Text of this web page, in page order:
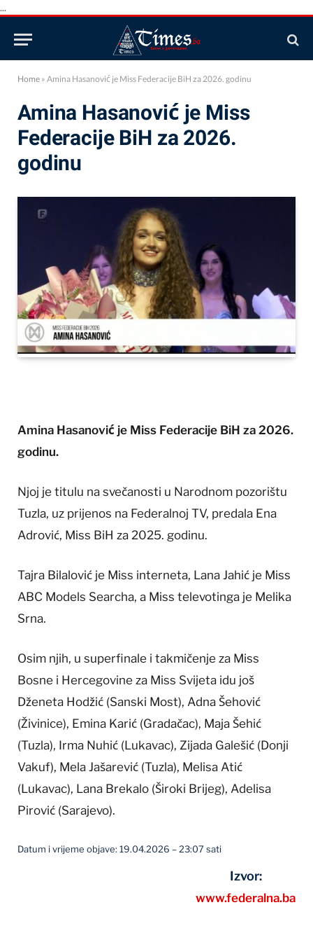
...
Home » Amina Hasanović je Miss Federacije BiH za 2026. godinu
Amina Hasanović je Miss
Federacije BiH za 2026.
godinu
Amina Hasanović je Miss Federacije BiH za 2026.
godinu.
Njoj je titulu na svečanosti u Narodnom pozorištu
Tuzla, uz prijenos na Federalnoj TV, predala Ena
Adrović, Miss BiH za 2025. godinu.
Tajra Bilalović je Miss interneta, Lana Jahić je Miss
ABC Models Searcha, a Miss televotinga je Melika
Srna.
Osim njih, u superfinale i takmičenje za Miss
Bosne i Hercegovine za Miss Svijeta idu još
Dženeta Hodžić (Sanski Most), Adna Šehović
(Živinice), Emina Karić (Gradačac), Maja Šehić
(Tuzla), Irma Nuhić (Lukavac), Zijada Galešić (Donji
Vakuf), Mela Jašarević (Tuzla), Melisa Atić
(Lukavac), Lana Brekalo (Široki Brijeg), Adelisa
Pirović (Sarajevo).
Datum i vrijeme objave: 19.04.2026 – 23:07 sati
Izvor:
www.federalna.ba